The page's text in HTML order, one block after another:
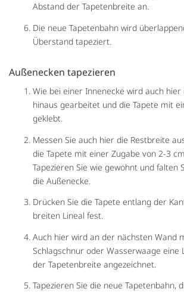
Abstand der Tapetenbreite an.
Die neue Tapetenbahn wird
Überstand tapeziert.
Außenecken tapezieren
Wie bei einer Innenecke wird auch hier
hinaus gearbeitet und die Tapete mit
geklebt.
Messen Sie auch hier die Restbreite
die Tapete mit einer Zugabe von 2-3
Tapezieren Sie wie gewohnt und falten
die Außenecke.
Drücken Sie die Tapete entlang der
breiten Lineal fest.
Auch hier wird an der nächsten Wand
Schlagschnur oder Wasserwaage eine
der Tapetenbreite angezeichnet.
Tapezieren Sie die neue Tapetenbahn,